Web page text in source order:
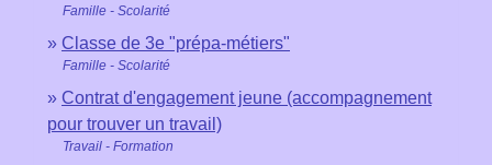
Famille - Scolarité
Classe de 3e "prépa-métiers"
Famille - Scolarité
Contrat d'engagement jeune (accompagnement
pour trouver un travail)
Travail - Formation